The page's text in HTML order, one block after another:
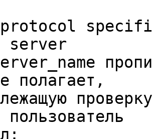
server
полагает,
пользователь